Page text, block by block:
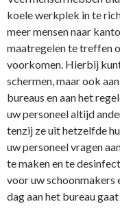
koele werkplek in te
meer mensen naar
maatregelen te treffen
voorkomen. Hierbij
schermen, maar ook
bureaus en aan het
uw personeel altijd
tenzij ze uit hetzelfde
uw personeel vragen
te maken en te
voor uw schoonmakers
dag aan het bureau